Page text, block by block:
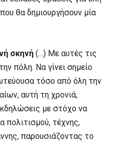
θα δημιουργήσουν μία
σκηνή (…) Με αυτές τις
πόλη. Να γίνει σημείο
τόσο από όλη την
αυτή τη χρονιά,
με στόχο να
πολιτισμού, τέχνης,
παρουσιάζοντας το